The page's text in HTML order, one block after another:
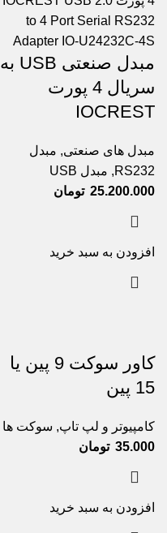
مبدل صنعتی USB به
سریال 4 پورت
IOCREST
مبدل های صنعتی, مبدل
RS232
, مبدل USB
25.200.000 تومان
افزودن به سبد خرید
کاور سوکت 9 پین یا
15 پین
کامپیوتر و لپ تاپ, سوکت ها
35.000 تومان
افزودن به سبد خرید